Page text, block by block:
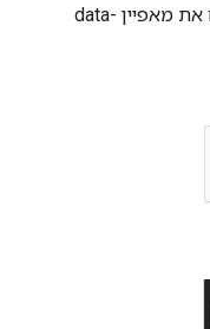
בהמשך. כדי לבחור עיצוב, פשוט מגדירים את מאפיין data-